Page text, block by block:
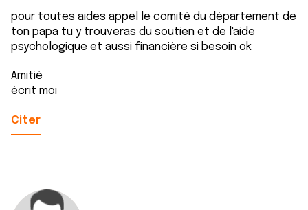
pour toutes aides appel le comité du département de
ton papa tu y trouveras du soutien et de l'aide
psychologique et aussi financière si besoin ok
Amitié
écrit moi
Citer